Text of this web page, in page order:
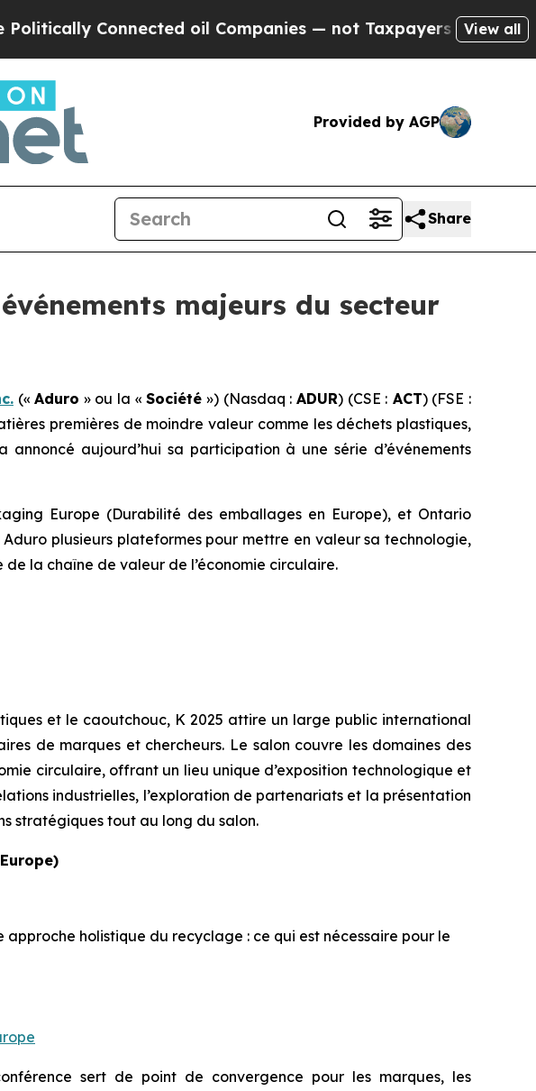
oil Companies — not Taxpayers — the Chance toView all
Provided by AGP
Share
majeurs du secteur
(«Aduro » ou la «Société ») (Nasdaq : ADUR) (CSE : ACT) (FSE :
premières de moindre valeur comme les déchets plastiques,
annoncé aujourd’hui sa participation à une série d’événements
Europe (Durabilité des emballages en Europe), et Ontario
plusieurs plateformes pour mettre en valeur sa technologie,
la chaîne de valeur de l’économie circulaire.
et le caoutchouc, K 2025 attire un large public international
de marques et chercheurs. Le salon couvre les domaines des
circulaire, offrant un lieu unique d’exposition technologique et
industrielles, l’exploration de partenariats et la présentation
stratégiques tout au long du salon.
holistique du recyclage : ce qui est nécessaire pour le
sert de point de convergence pour les marques, les